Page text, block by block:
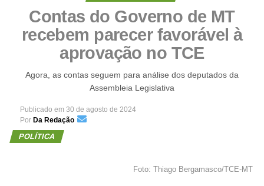
Contas do Governo de MT
recebem parecer favorável à
aprovação no TCE
Agora, as contas seguem para análise dos deputados da
Assembleia Legislativa
Publicado em 30 de agosto de 2024
Por Da Redação
POLÍTICA
Foto: Thiago Bergamasco/TCE-MT